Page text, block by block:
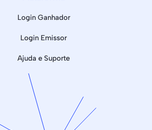
Login Ganhador
Login Emissor
Ajuda e Suporte